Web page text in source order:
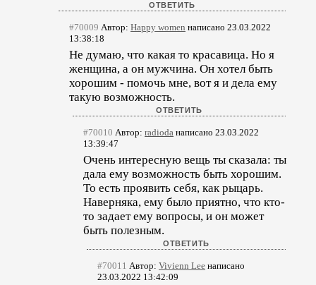
#70009 Автор: Happy women написано 23.03.2022
13:38:18
Не думаю, что какая то красавица. Но я
женщина, а он мужчина. Он хотел быть
хорошим - помочь мне, вот я и дела ему
такую возможность.
#70010 Автор: radioda написано 23.03.2022
13:39:47
Очень интересную вещь ты сказала: ты
дала ему возможность быть хорошим.
То есть проявить себя, как рыцарь.
Наверняка, ему было приятно, что кто-
то задает ему вопросы, и он может
быть полезным.
#70011 Автор: Vivienn Lee написано
23.03.2022 13:42:09